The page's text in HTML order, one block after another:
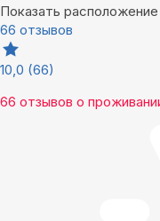
Показать
66 отзывов
10,0 (66)
66 отзывов о